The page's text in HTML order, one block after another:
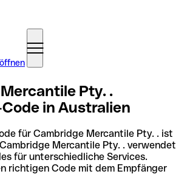
Pty. .
in Australien
für Cambridge Mercantile Pty. . ist
Mercantile Pty. . verwendet
für unterschiedliche Services.
richtigen Code mit dem Empfänger